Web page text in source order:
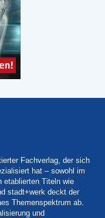
Fachverlag, der sich
hat – sowohl im
etablierten Titeln wie
stadt+werk deckt der
Themenspektrum ab.
und